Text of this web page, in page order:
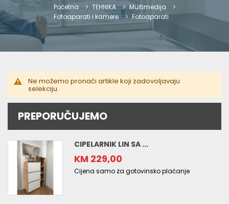
Početna TEHNIKA
Multimedija
Fotoaparati i kamere
Fotoaparati
Ne možemo pronaći artikle koji zadovoljavaju
selekciju.
PREPORUČUJEMO
CIPELARNIK LIN SA ...
KM 229,00
Cijena samo za gotovinsko plaćanje